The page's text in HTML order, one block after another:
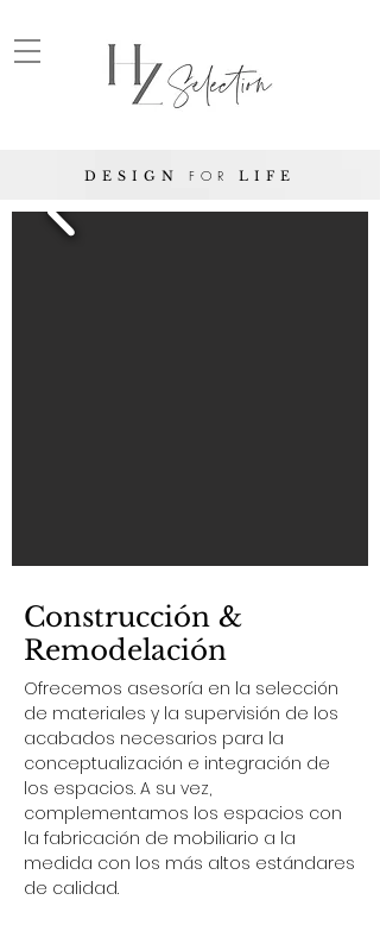
DESIGNFOR LIFE
Construcción &
Remodelación
Ofrecemos asesoría en la selección
de materiales y la supervisión de los
acabados necesarios para la
conceptualización e integración de
los espacios. A su vez,
complementamos los espacios con
la fabricación de mobiliario a la
medida con los más altos estándares
de calidad.